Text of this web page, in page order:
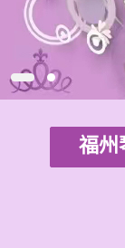
福州